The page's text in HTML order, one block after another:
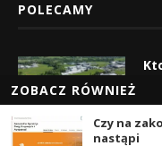
POLECAMY
7
ZOBACZ RÓWNIEŻ
Czy na
nastąpi